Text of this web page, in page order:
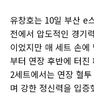
유창호는 10일 부산 e
전에서 압도적인 경기
이었지만 매 세트 손
부터 연장 후반에 터진
2세트에서는 연장 혈
며 강한 정신력을 입증